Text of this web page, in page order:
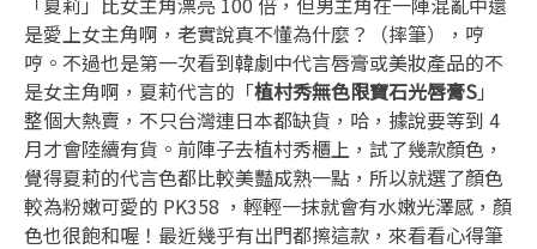
是愛上女主角啊，老實說真不懂為什麼？（摔筆），哼
哼。不過也是第一次看到韓劇中代言唇膏或美妝產品的不
是女主角啊，夏莉代言的「植村秀無色限寶石光唇膏S」
整個大熱賣，不只台灣連日本都缺貨，哈，據說要等到 4
月才會陸續有貨。前陣子去植村秀櫃上，試了幾款顏色，
覺得夏莉的代言色都比較美豔成熟一點，所以就選了顏色
較為粉嫩可愛的 PK358 ，輕輕一抹就會有水嫩光澤感，顏
色也很飽和喔！最近幾乎有出門都擦這款，來看看心得筆